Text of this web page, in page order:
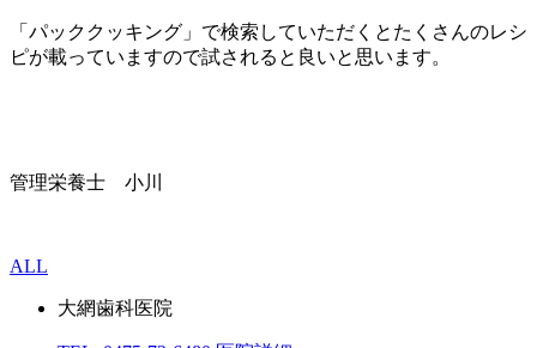
「パッククッキング」で検索していただくとたくさんのレシ
ピが載っていますので試されると良いと思います。
管理栄養士 小川
ALL
大網歯科医院